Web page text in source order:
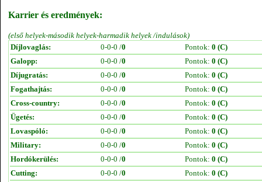
Karrier és eredmények:
(első helyek-második helyek-harmadik helyek /indulások)
Díjlovaglás:
0-0-0 /0 Pontok: 0 (C)
Galopp:
0-0-0 /0 Pontok: 0 (C)
Díjugratás:
0-0-0 /0 Pontok: 0 (C)
Fogathajtás:
0-0-0 /0 Pontok: 0 (C)
Cross-country:
0-0-0 /0 Pontok: 0 (C)
Ügetés:
0-0-0 /0 Pontok: 0 (C)
Lovaspóló:
0-0-0 /0 Pontok: 0 (C)
Military:
0-0-0 /0 Pontok: 0 (C)
Hordókerülés:
0-0-0 /0 Pontok: 0 (C)
Cutting:
0-0-0 /0 Pontok: 0 (C)